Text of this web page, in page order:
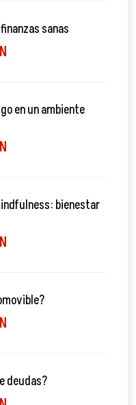
sanas
en un ambiente
bienestar
deudas?